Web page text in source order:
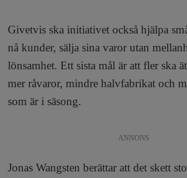
Givetvis ska initiativet också hjälpa
nå kunder, sälja sina varor utan
lönsamhet. Ett sista mål är att fler ska
mer råvaror, mindre halvfabrikat och
som är i säsong.
ANNONS
Jonas Wangsten berättar att det skett